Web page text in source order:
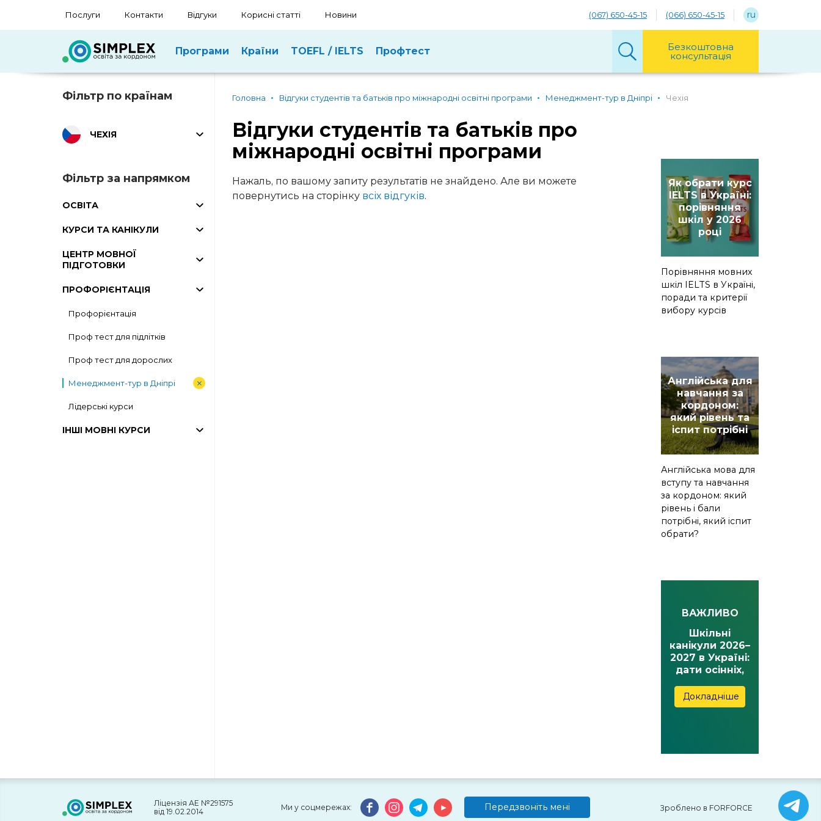
Послуги Контакти Відгуки Корисні статті Новини (067) 650-45-15 (066) 650-45-15 ru
Програми Країни TOEFL / IELTS Профтест Безкоштовна
консультація
Фільтр по країнам
ЧЕХІЯ
Фільтр за напрямком
ОСВІТА
КУРСИ ТА КАНІКУЛИ
ЦЕНТР МОВНОЇ
ПІДГОТОВКИ
ПРОФОРІЄНТАЦІЯ
Профорієнтація
Проф тест для підлітків
Проф тест для дорослих
Менеджмент-тур в Дніпрі
Лідерські курси
ІНШІ МОВНІ КУРСИ
Головна Відгуки студентів та батьків про міжнародні освітні програми Менеджмент-тур в Дніпрі Чехія
Відгуки студентів та батьків про
міжнародні освітні програми
Нажаль, по вашому запиту результатів не знайдено. Але ви можете
повернутись на сторінку всіх відгуків.
Як обрати курс
IELTS в Україні:
порівняння
шкіл у 2026
році
Порівняння мовних
шкіл IELTS в Україні,
поради та критерії
вибору курсів
Англійська для
навчання за
кордоном:
який рівень та
іспит потрібні
Англійська мова для
вступу та навчання
за кордоном: який
рівень і бали
потрібні, який іспит
обрати?
ВАЖЛИВО
Шкільні
канікули 2026–
2027 в Україні:
дати осінніх,
весняних та
літніх канікул
Докладніше
Ліцензія АЕ №291575
від 19.02.2014
Передзвоніть мені
Ми у соцмережах: Зроблено в FORFORCE